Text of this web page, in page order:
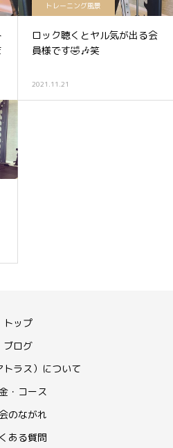
トレーニング風景
ロック聴くとヤル気が出る会
員様です🤣🎶笑
2021.11.21
トップ
ブログ
トラス）について
・コース
のながれ
ある質問